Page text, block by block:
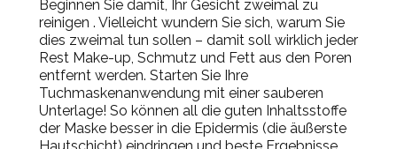
Beginnen Sie damit, Ihr Gesicht zweimal zu
reinigen . Vielleicht wundern Sie sich, warum Sie
dies zweimal tun sollen – damit soll wirklich jeder
Rest Make-up, Schmutz und Fett aus den Poren
entfernt werden. Starten Sie Ihre
Tuchmaskenanwendung mit einer sauberen
Unterlage! So können all die guten Inhaltsstoffe
der Maske besser in die Epidermis (die äußerste
Hautschicht) eindringen und beste Ergebnisse